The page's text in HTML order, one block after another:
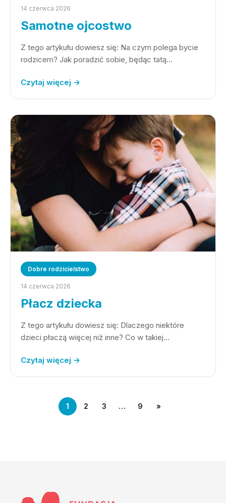
14 czerwca 2026
Samotne ojcostwo
Z tego artykułu dowiesz się: Na czym polega bycie
rodzicem? Jak poradzić sobie, będąc tatą…
Czytaj więcej →
Dobre rodzicielstwo
14 czerwca 2026
Płacz dziecka
Z tego artykułu dowiesz się: Dlaczego niektóre
dzieci płaczą więcej niż inne? Co w takiej…
Czytaj więcej →
1 2 3 … 9 »